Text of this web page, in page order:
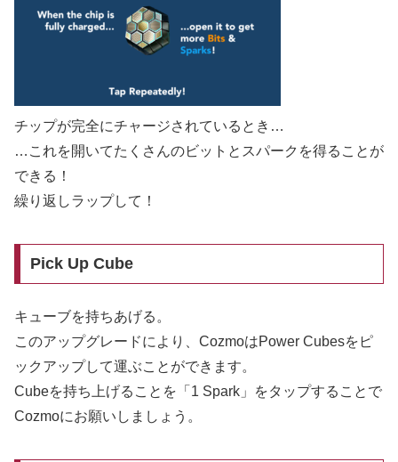
チップが完全にチャージされているとき…
…これを開いてたくさんのビットとスパークを得ることが
できる！
繰り返しラップして！
Pick Up Cube
キューブを持ちあげる。
このアップグレードにより、CozmoはPower Cubesをピ
ックアップして運ぶことができます。
Cubeを持ち上げることを「1 Spark」をタップすることで
Cozmoにお願いしましょう。